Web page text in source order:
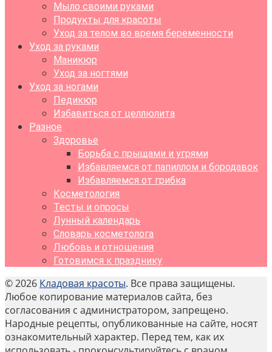
Мыло своими руками
Продукты для красоты
Уход за телом во время беременности
Уход за руками
Маникюр
Уход за ногтями
Уход за ногами
Педикюр
Избавиться от целлюлита
Разное
Здоровье
Борьба с прыщами и угрями
Избавляемся от папиллом и бородавок
Избавляемся от грибка
Косметология
Тесты и опросы
Лунный календарь
Словарь косметолога
Любовь и отношения
Готовимся к празднику
© 2026 Кладовая красоты. Все права защищены.
Любое копирование материалов сайта, без
согласования с администратором, запрещено.
Народные рецепты, опубликованные на сайте, носят
ознакомительный характер. Перед тем, как их